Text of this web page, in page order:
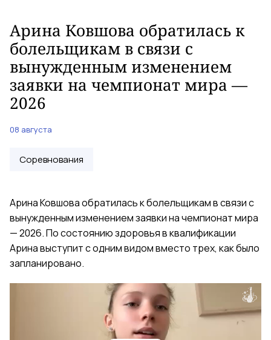
Арина Ковшова обратилась к
болельщикам в связи с
вынужденным изменением
заявки на чемпионат мира —
2026
08 августа
Соревнования
Арина Ковшова обратилась к болельщикам в связи с
вынужденным изменением заявки на чемпионат мира
— 2026. По состоянию здоровья в квалификации
Арина выступит с одним видом вместо трех, как было
запланировано.